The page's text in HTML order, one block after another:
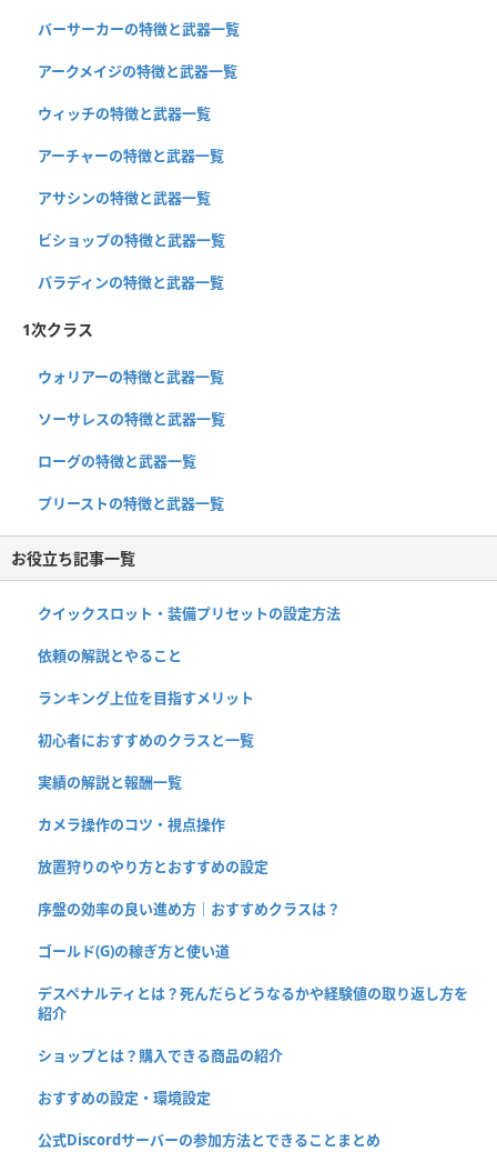
バーサーカーの特徴と武器一覧
アークメイジの特徴と武器一覧
ウィッチの特徴と武器一覧
アーチャーの特徴と武器一覧
アサシンの特徴と武器一覧
ビショップの特徴と武器一覧
パラディンの特徴と武器一覧
1次クラス
ウォリアーの特徴と武器一覧
ソーサレスの特徴と武器一覧
ローグの特徴と武器一覧
プリーストの特徴と武器一覧
お役立ち記事一覧
クイックスロット・装備プリセットの設定方法
依頼の解説とやること
ランキング上位を目指すメリット
初心者におすすめのクラスと一覧
実績の解説と報酬一覧
カメラ操作のコツ・視点操作
放置狩りのやり方とおすすめの設定
序盤の効率の良い進め方｜おすすめクラスは？
ゴールド(G)の稼ぎ方と使い道
デスペナルティとは？死んだらどうなるかや経験値の取り返し方を
紹介
ショップとは？購入できる商品の紹介
おすすめの設定・環境設定
公式Discordサーバーの参加方法とできることまとめ